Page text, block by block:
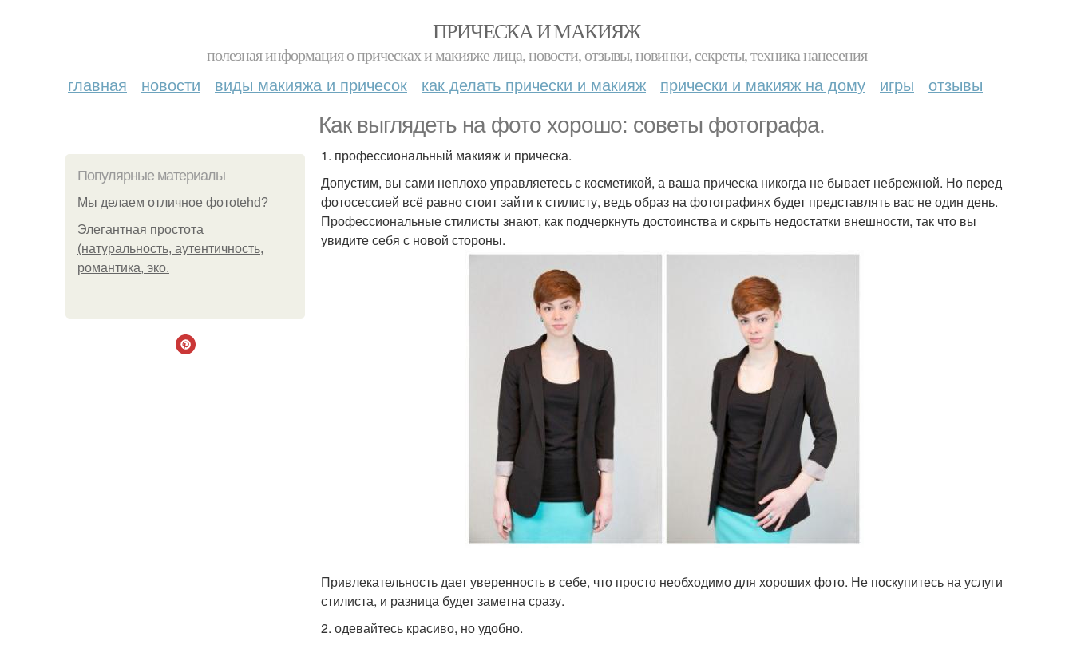
ПРИЧЕСКА И МАКИЯЖ
полезная информация о прическах и макияже лица, новости, отзывы, новинки, секреты, техника нанесения
главная новости виды макияжа и причесок как делать прически и макияж прически и макияж на дому игры отзывы
Как выглядеть на фото хорошо: советы фотографа.
Популярные материалы
Мы делаем отличное фотоtehd?
Элегантная простота
(натуральность, аутентичность,
романтика, эко.
1. профессиональный макияж и прическа.
Допустим, вы сами неплохо управляетесь с косметикой, а ваша прическа никогда не бывает небрежной. Но перед
фотосессией всё равно стоит зайти к стилисту, ведь образ на фотографиях будет представлять вас не один день.
Профессиональные стилисты знают, как подчеркнуть достоинства и скрыть недостатки внешности, так что вы
увидите себя с новой стороны.
Привлекательность дает уверенность в себе, что просто необходимо для хороших фото. Не поскупитесь на услуги
стилиста, и разница будет заметна сразу.
2. одевайтесь красиво, но удобно.